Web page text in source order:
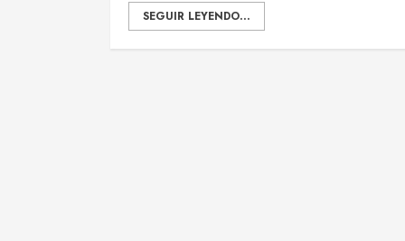
SEGUIR LEYENDO...